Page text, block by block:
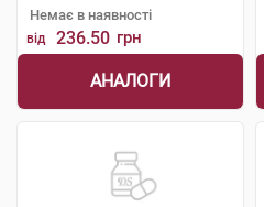
Немає в наявності
від 236.50 грн
АНАЛОГИ